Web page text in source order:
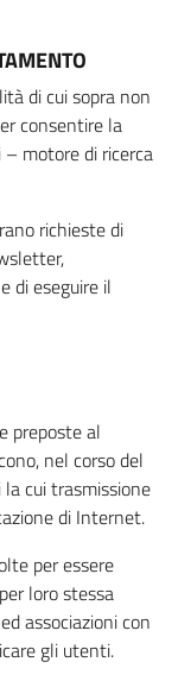
di cui sopra non
consentire la
motore di ricerca
richieste di
di eseguire il
preposte al
nel corso del
cui trasmissione
di Internet.
per essere
loro stessa
associazioni con
gli utenti.